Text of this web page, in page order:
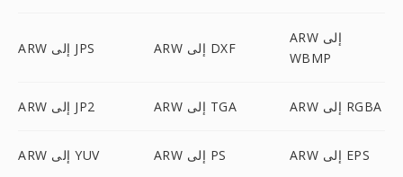
ARW إلى JPS ARW إلى DXF
ARW إلى
WBMP
ARW إلى JP2 ARW إلى TGA ARW إلى RGBA
ARW إلى YUV ARW إلى PS ARW إلى EPS